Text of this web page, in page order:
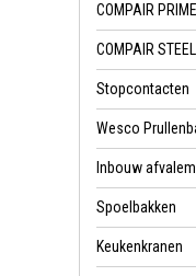
COMPAIR
COMPAIR
Stopcontacten
Wesco
Inbouw
Spoelbakken
Keukenkranen